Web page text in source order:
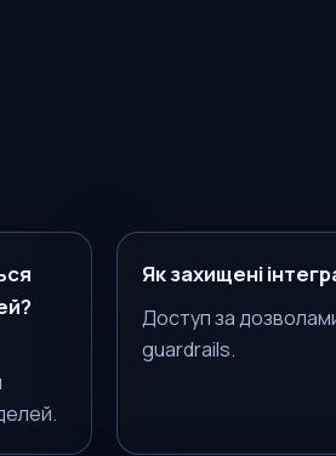
Як захищені
Доступ за
guardrails.